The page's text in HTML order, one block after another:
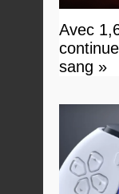
Avec
sang »